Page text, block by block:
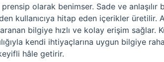
olarak benimser. Sade ve anlaşılır
kullanıcıya hitap eden içerikler üretilir.
bilgiye hızlı ve kolay erişim sağlar.
kendi ihtiyaçlarına uygun bilgiye
hâle getirir.